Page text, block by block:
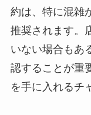
約は、特に混雑
推奨されます。
いない場合もあ
認することが重
を手に入れるチ